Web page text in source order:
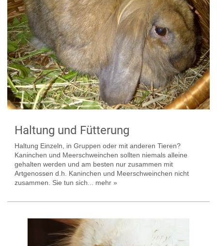
Haltung und Fütterung
Haltung Einzeln, in Gruppen oder mit anderen Tieren?
Kaninchen und Meerschweinchen sollten niemals alleine
gehalten werden und am besten nur zusammen mit
Artgenossen d.h. Kaninchen und Meerschweinchen nicht
zusammen. Sie tun sich...
mehr »